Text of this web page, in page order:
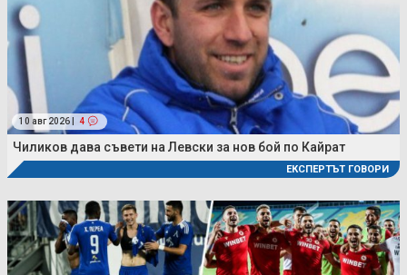
10 авг 2026 | 4
Чиликов дава съвети на Левски за нов бой по Кайрат
ЕКСПЕРТЪТ ГОВОРИ